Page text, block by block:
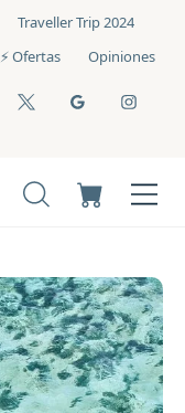
Traveller Trip 2024
⚡️ Ofertas Opiniones